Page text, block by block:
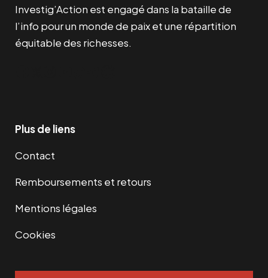
Investig’Action est engagé dans la bataille de
l’info pour un monde de paix et une répartition
équitable des richesses.
Plus de liens
Contact
Remboursements et retours
Mentions légales
Cookies